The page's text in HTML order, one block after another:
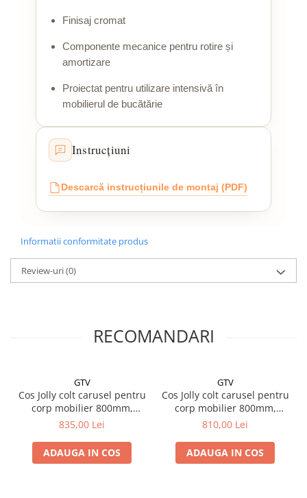
Finisaj cromat
Componente mecanice pentru rotire și
amortizare
Proiectat pentru utilizare intensivă în
mobilierul de bucătărie
Instrucțiuni
Descarcă instrucțiunile de montaj (PDF)
Informatii conformitate produs
Review-uri(0)
RECOMANDARI
GTV
Cos Jolly colt carusel pentru
corp mobilier 800mm,
deschidere stanga, crom
835,00 Lei
ADAUGA IN COS
GTV
Cos Jolly colt carusel pentru
corp mobilier 800mm,
deschidere dreapta, crom
810,00 Lei
ADAUGA IN COS